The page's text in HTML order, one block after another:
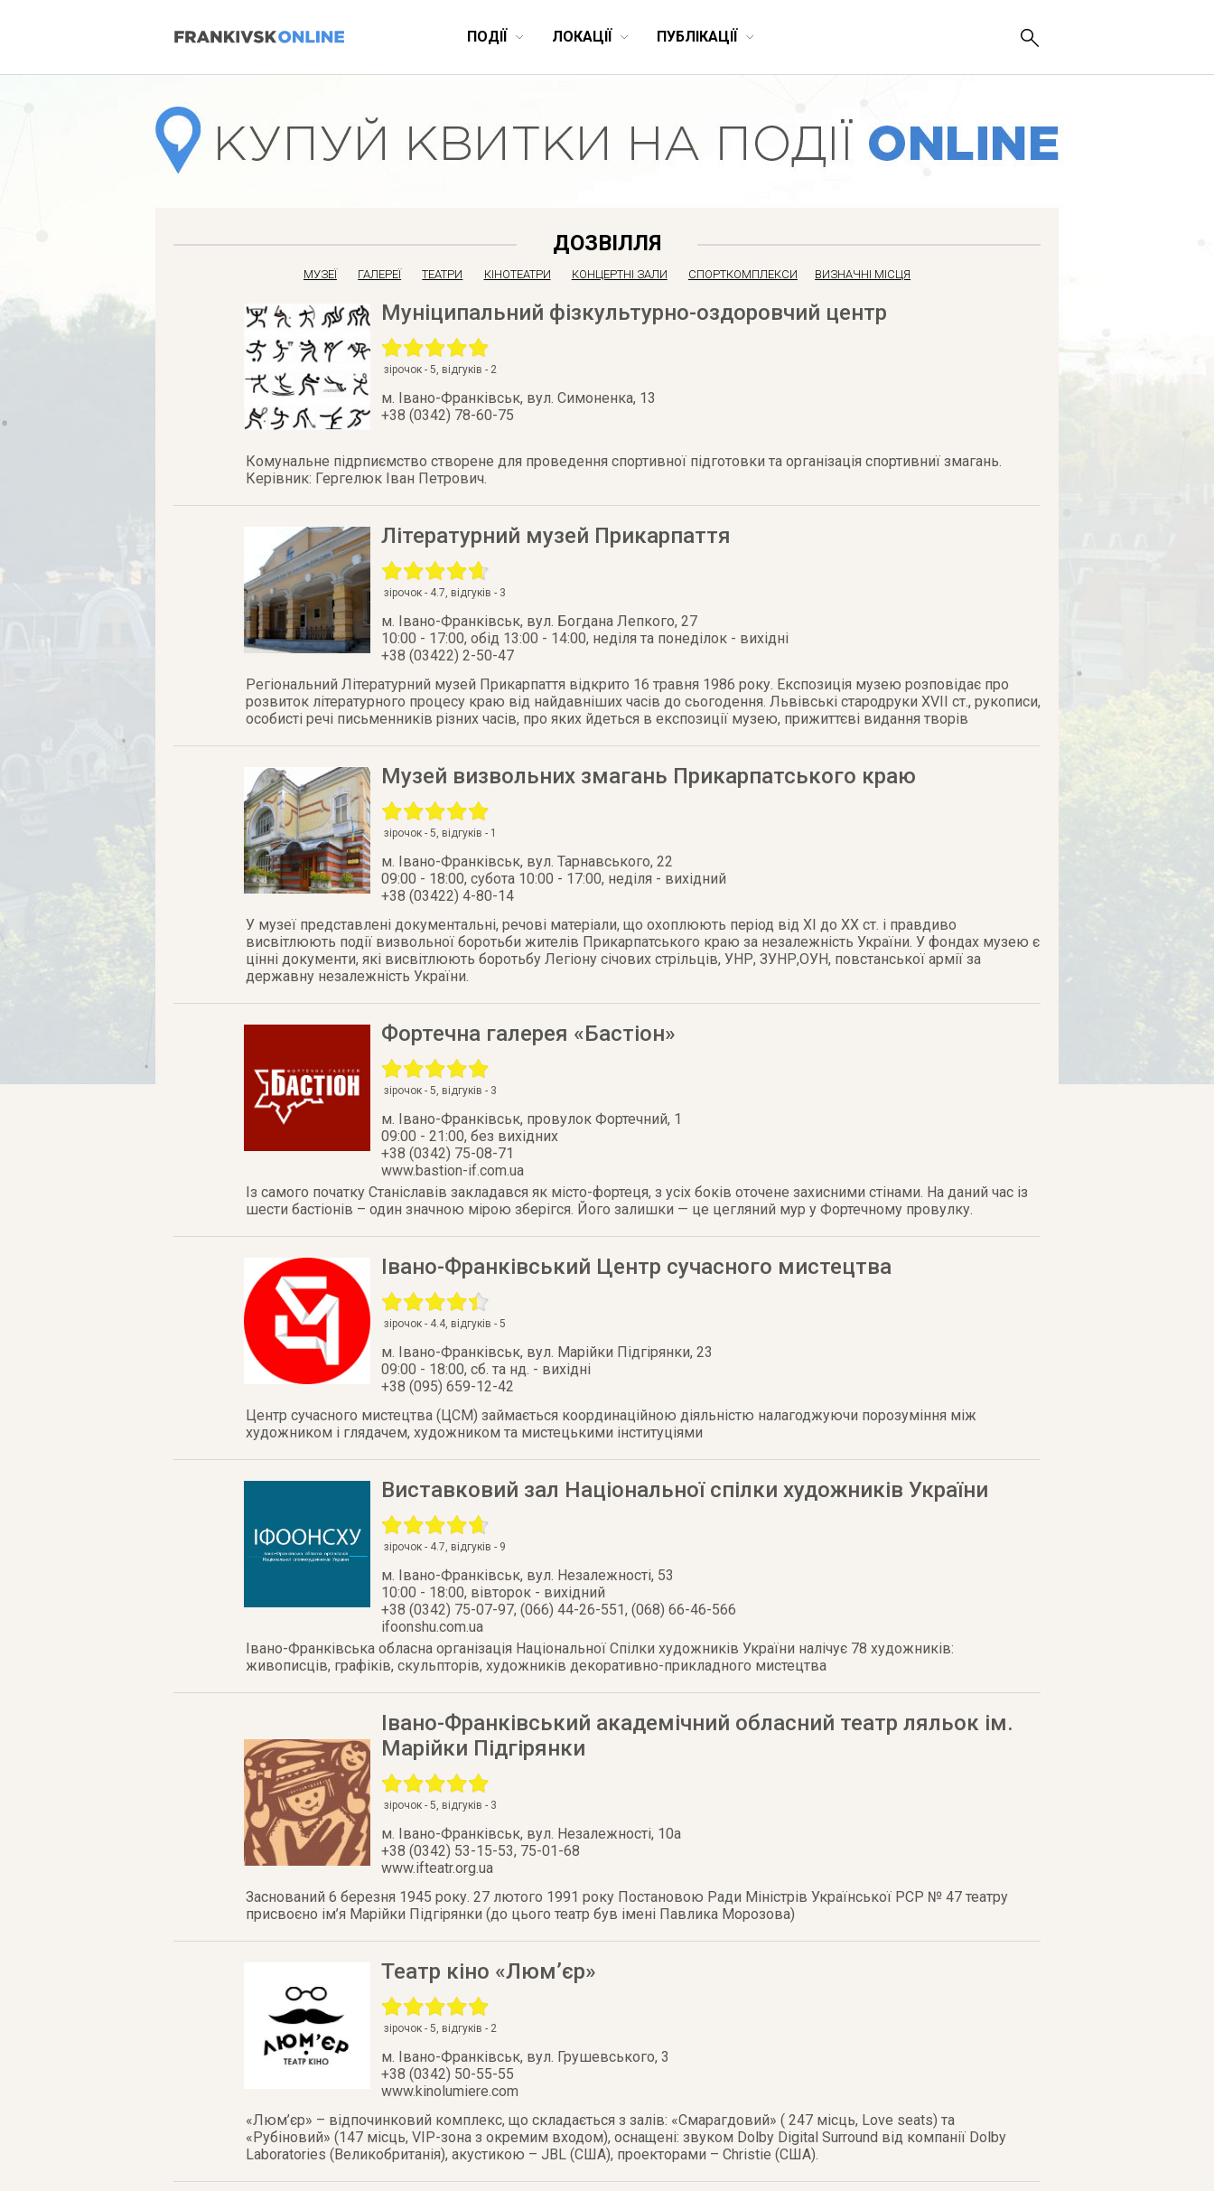
ПОДІЇ ЛОКАЦІЇ ПУБЛІКАЦІЇ
ДОЗВІЛЛЯ
МУЗЕЇ ГАЛЕРЕЇ ТЕАТРИ КІНОТЕАТРИ КОНЦЕРТНІ ЗАЛИ СПОРТКОМПЛЕКСИ ВИЗНАЧНІ МІСЦЯ
Муніципальний фізкультурно-оздоровчий центр
зірочок -5, відгуків - 2
м. Івано-Франківськ, вул. Симоненка, 13
+38 (0342) 78-60-75
Комунальне підрпиємство створене для проведення спортивної підготовки та організація спортивниї змагань.
Керівник: Гергелюк Іван Петрович.
Літературний музей Прикарпаття
зірочок - 4.7, відгуків - 3
м. Івано-Франківськ, вул. Богдана Лепкого, 27
10:00 - 17:00, обід 13:00 - 14:00, неділя та понеділок - вихідні
+38 (03422) 2-50-47
Регіональ­ний Літе­ратур­ний музей При­кар­паття відкри­то 16 трав­ня 1986 року. Екс­по­зиція музею роз­повідає про
роз­ви­ток літе­ратур­но­го про­цесу краю від най­давніших часів до сь­ого­ден­ня. Львівські ста­род­ру­ки ХVІІ ст., ру­копи­си,
осо­бисті речі пись­мен­ників різних часів, про яких й­деть­ся в екс­по­зиції музею, при­життєві ви­дан­ня творів
Музей визвольних змагань Прикарпатського краю
зірочок -5, відгуків - 1
м. Івано-Франківськ, вул. Тарнавського, 22
09:00 - 18:00, субота 10:00 - 17:00, неділя - вихідний
+38 (03422) 4-80-14
У музеї представлені документальні, речові матеріали, що охоплюють період від ХІ до ХХ ст. і правдиво
висвітлюють події визвольної боротьби жителів Прикарпатського краю за незалежність України. У фондах музею є
цінні документи, які висвітлюють боротьбу Легіону січових стрільців, УНР, ЗУНР,ОУН, повстанської армії за
державну незалежність України.
Фортечна галерея «Бастіон»
зірочок -5, відгуків - 3
м. Івано-Франківськ, провулок Фортечний, 1
09:00 - 21:00, без вихідних
+38 (0342) 75-08-71
www.bastion-if.com.ua
Із самого початку Станіславів закладався як місто-фортеця, з усіх боків оточене захисними стінами. На даний час із
шести бастіонів – один значною мірою зберігся. Його залишки — це цегляний мур у Фортечному провулку.
Івано-Франківський Центр сучасного мистецтва
зірочок - 4.4, відгуків -5
м. Івано-Франківськ, вул. Марійки Підгірянки, 23
09:00 - 18:00, сб. та нд. - вихідні
+38 (095) 659-12-42
Центр сучасного мистецтва (ЦСМ) займається координаційною діяльністю налагоджуючи порозуміння між
художником і глядачем, художником та мистецькими інституціями
Виставковий зал Національної спілки художників України
зірочок - 4.7, відгуків - 9
м. Івано-Франківськ, вул. Незалежності, 53
10:00 - 18:00, вівторок - вихідний
+38 (0342) 75-07-97, (066) 44-26-551, (068) 66-46-566
ifoonshu.com.ua
Івано-Франківська обласна організація Національної Спілки художників України налічує 78 художників:
живописців, графіків, скульпторів, художників декоративно-прикладного мистецтва
Івано-Франківський академічний обласний театр ляльок ім.
Марійки Підгірянки
зірочок -5, відгуків - 3
м. Івано-Франківськ, вул. Незалежності, 10а
+38 (0342) 53-15-53, 75-01-68
www.ifteatr.org.ua
Заснований 6 березня 1945 року. 27 лютого 1991 року Постановою Ради Міністрів Української РСР № 47 театру
присвоєно ім’я Марійки Підгірянки (до цього театр був імені Павлика Морозова)
Театр кіно «Люм’єр»
зірочок -5, відгуків - 2
м. Івано-Франківськ, вул. Грушевського, 3
+38 (0342) 50-55-55
www.kinolumiere.com
«Люм’єр» – відпочинковий комплекс, що складається з залів: «Смарагдовий» ( 247 місць, Love seats) та
«Рубіновий» (147 місць, VIP-зона з окремим входом), оснащені: звуком Dolby Digital Surround від компанії Dolby
Laboratories (Великобританія), акустикою – JBL (США), проекторами – Christie (США).